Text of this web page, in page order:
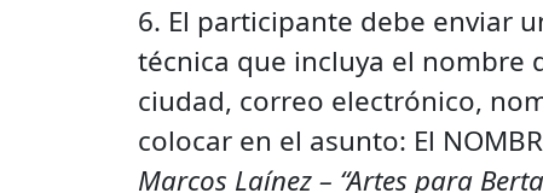
6. El participante debe enviar
técnica que incluya el
ciudad, correo electrónico,
colocar en el asunto: El
Marcos Laínez – “Artes para